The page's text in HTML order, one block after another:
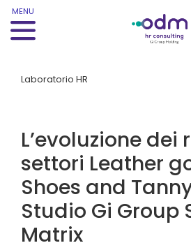
MENU
Laboratorio HR
L’evoluzione dei
settori Leather
Shoes and
Studio Gi Group
Matrix